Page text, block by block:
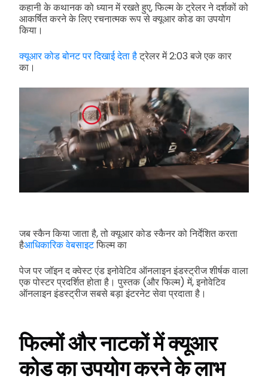
कहानी के कथानक को ध्यान में रखते हुए, फिल्म के ट्रेलर ने दर्शकों को
आकर्षित करने के लिए रचनात्मक रूप से क्यूआर कोड का उपयोग
किया।
क्यूआर कोड बोनट पर दिखाई देता हैट्रेलर में 2:03 बजे एक कार
का।
जब स्कैन किया जाता है, तो क्यूआर कोड स्कैनर को निर्देशित करता
हैआधिकारिक वेबसाइटफिल्म का
पेज पर जॉइन द क्वेस्ट एंड इनोवेटिव ऑनलाइन इंडस्ट्रीज शीर्षक वाला
एक पोस्टर प्रदर्शित होता है। पुस्तक (और फिल्म) में, इनोवेटिव
ऑनलाइन इंडस्ट्रीज सबसे बड़ा इंटरनेट सेवा प्रदाता है।
फिल्मों और नाटकों में क्यूआर
कोड का उपयोग करने के लाभ